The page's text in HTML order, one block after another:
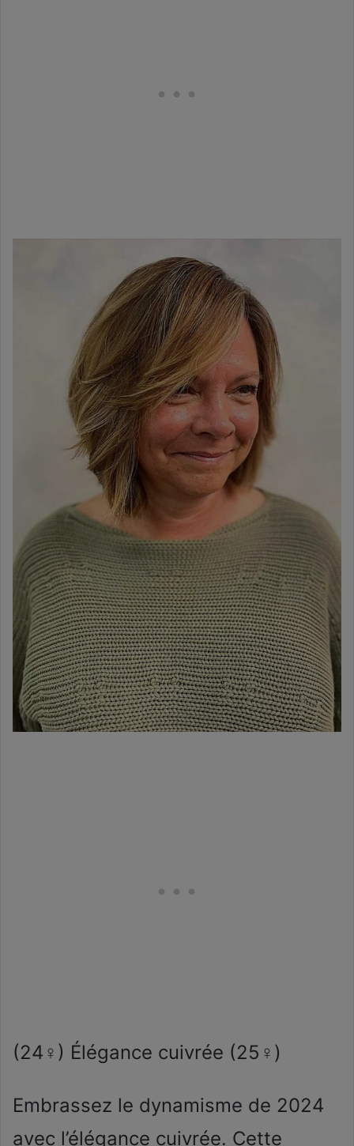
(24♀) Élégance cuivrée (25♀)
Embrassez le dynamisme de 2024
avec l’élégance cuivrée. Cette